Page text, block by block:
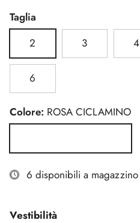
Taglia
2
3 4
6
Colore: ROSA CICLAMINO
6 disponibili a magazzino
Vestibilità